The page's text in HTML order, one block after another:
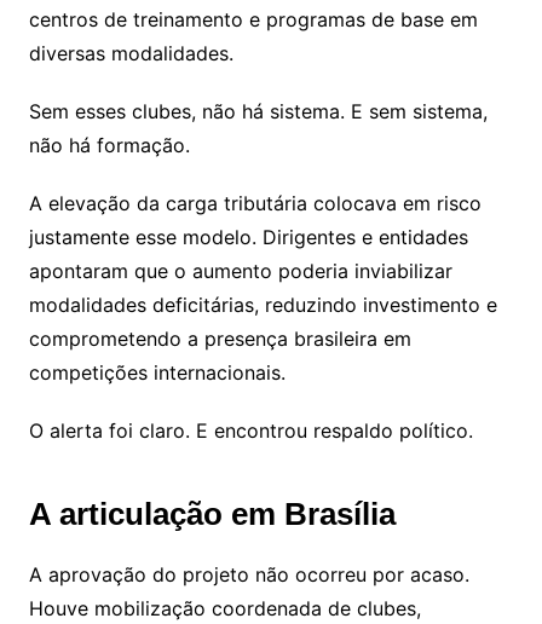
centros de treinamento e programas de base em
diversas modalidades.
Sem esses clubes, não há sistema. E sem sistema,
não há formação.
A elevação da carga tributária colocava em risco
justamente esse modelo. Dirigentes e entidades
apontaram que o aumento poderia inviabilizar
modalidades deficitárias, reduzindo investimento e
comprometendo a presença brasileira em
competições internacionais.
O alerta foi claro. E encontrou respaldo político.
A articulação em Brasília
A aprovação do projeto não ocorreu por acaso.
Houve mobilização coordenada de clubes,